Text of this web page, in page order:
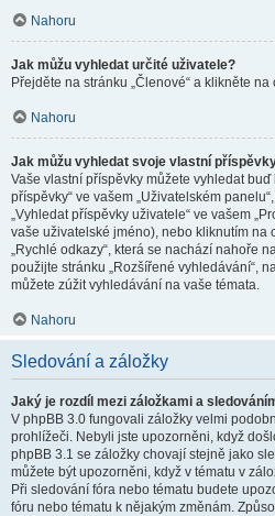
Nahoru
Jak můžu vyhledat určité uživatele?
Přejděte na stránku „Členové“ a klikněte na
Nahoru
Jak můžu vyhledat svoje vlastní
Vaše vlastní příspěvky můžete vyhledat
příspěvky“ ve vašem „Uživatelském
„Vyhledat příspěvky uživatele“ ve vašem
vaše uživatelské jméno), nebo kliknutím na
„Rychlé odkazy“, která se nachází nahoře
použijte stránku „Rozšířené vyhledávání“,
můžete zúžit vyhledávání na vaše témata.
Nahoru
Sledování a záložky
Jaký je rozdíl mezi záložkami a
V phpBB 3.0 fungovali záložky velmi
prohlížeči. Nebyli jste upozorněni, když
phpBB 3.1 se záložky chovají stejně jako
můžete být upozorněni, když v tématu v
Při sledování fóra nebo tématu budete
fóru nebo tématu k nějakým změnám.